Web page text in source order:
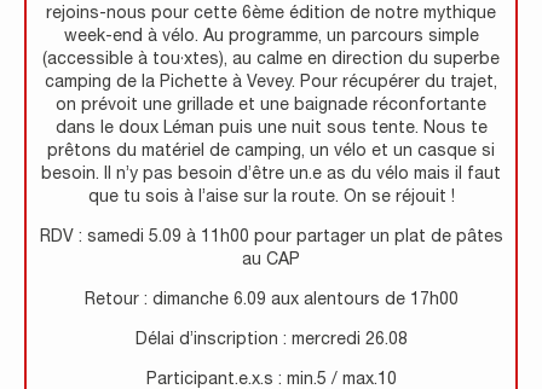
rejoins-nous pour cette 6ème édition de notre mythique
week-end à vélo. Au programme, un parcours simple
(accessible à tou·xtes), au calme en direction du superbe
camping de la Pichette à Vevey. Pour récupérer du trajet,
on prévoit une grillade et une baignade réconfortante
dans le doux Léman puis une nuit sous tente. Nous te
prêtons du matériel de camping, un vélo et un casque si
besoin. Il n’y pas besoin d’être un.e as du vélo mais il faut
que tu sois à l’aise sur la route. On se réjouit !
RDV : samedi 5.09 à 11h00 pour partager un plat de pâtes
au CAP
Retour : dimanche 6.09 aux alentours de 17h00
Délai d’inscription : mercredi 26.08
Participant.e.x.s : min.5 / max.10